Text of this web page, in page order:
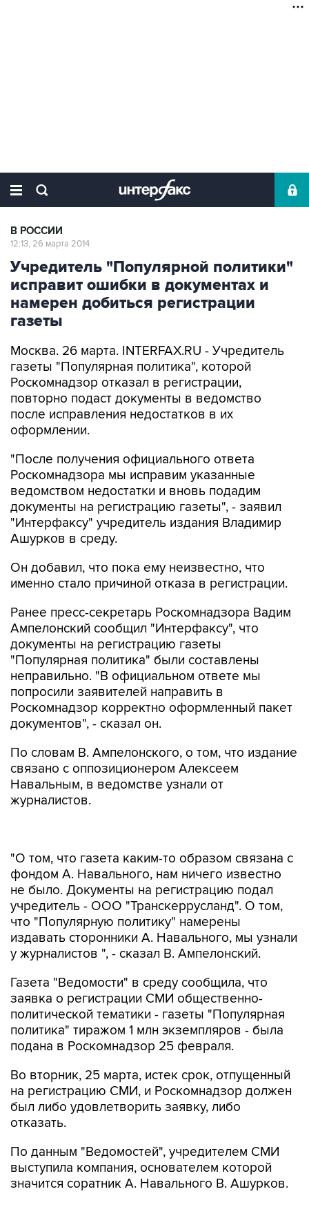
В РОССИИ
12:13, 26 марта 2014
Учредитель "Популярной политики"
исправит ошибки в документах и
намерен добиться регистрации
газеты
Москва. 26 марта. INTERFAX.RU - Учредитель
газеты "Популярная политика", которой
Роскомнадзор отказал в регистрации,
повторно подаст документы в ведомство
после исправления недостатков в их
оформлении.
"После получения официального ответа
Роскомнадзора мы исправим указанные
ведомством недостатки и вновь подадим
документы на регистрацию газеты", - заявил
"Интерфаксу" учредитель издания Владимир
Ашурков в среду.
Он добавил, что пока ему неизвестно, что
именно стало причиной отказа в регистрации.
Ранее пресс-секретарь Роскомнадзора Вадим
Ампелонский сообщил "Интерфаксу", что
документы на регистрацию газеты
"Популярная политика" были составлены
неправильно. "В официальном ответе мы
попросили заявителей направить в
Роскомнадзор корректно оформленный пакет
документов", - сказал он.
По словам В. Ампелонского, о том, что издание
связано с оппозиционером Алексеем
Навальным, в ведомстве узнали от
журналистов.
не было. Документы на регистрацию подал
учредитель - ООО "Транскеррусланд". О том,
что "Популярную политику" намерены
издавать сторонники А. Навального, мы узнали
у журналистов ", - сказал В. Ампелонский.
Газета "Ведомости" в среду сообщила, что
политической тематики - газеты "Популярная
политика" тиражом 1 млн экземпляров - была
подана в Роскомнадзор 25 февраля.
Во вторник, 25 марта, истек срок, отпущенный
был либо удовлетворить заявку, либо
отказать.
По данным "Ведомостей", учредителем СМИ
значится соратник А. Навального В. Ашурков.
"Фонд борьбы с коррупцией (ФБК), основанный